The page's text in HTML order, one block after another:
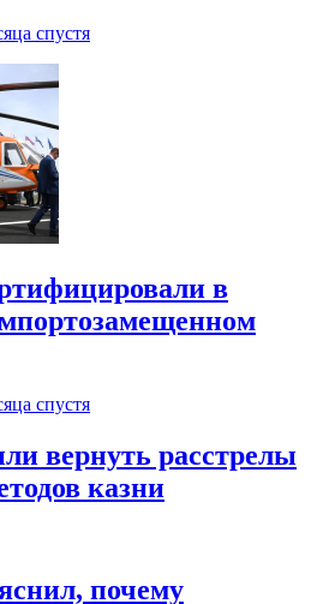
спустя
в
спустя
вернуть расстрелы
казни
почему